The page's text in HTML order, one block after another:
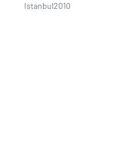
Istanbul2010